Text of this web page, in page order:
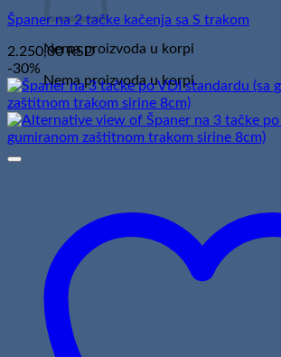
Nema proizvoda u korpi
Nema proizvoda u korpi.
Španer na 2 tačke kačenja sa S trakom
2.250,00RSD
-30%